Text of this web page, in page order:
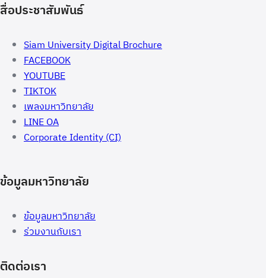
สื่อประชาสัมพันธ์
Siam University Digital Brochure
FACEBOOK
YOUTUBE
TIKTOK
เพลงมหาวิทยาลัย
LINE OA
Corporate Identity (CI)
ข้อมูลมหาวิทยาลัย
ข้อมูลมหาวิทยาลัย
ร่วมงานกับเรา
ติดต่อเรา